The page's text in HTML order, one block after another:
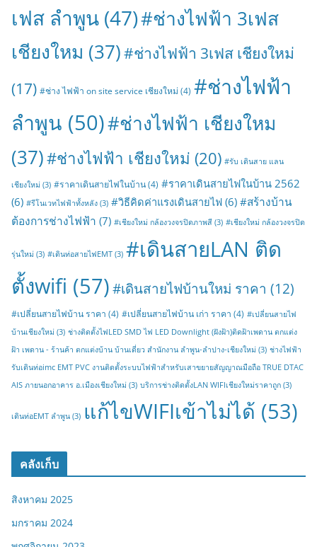
เฟส ลำพูน (47)#ช่างไฟฟ้า 3เฟส
เชียงใหม (37)#ช่างไฟฟ้า 3เฟส เชียงใหม่
(17) #ช่าง ไฟฟ้า on site service เชียงใหม่ (4) #ช่างไฟฟ้า
ลำพูน (50)#ช่างไฟฟ้า เชียงใหม
(37)#ช่างไฟฟ้า เชียงใหม่ (20) #รับ เดินสาย แลน
เชียงใหม่ (3) #ราคาเดินสายไฟในบ้าน(4) #ราคาเดินสายไฟในบ้าน 2562
(6) #รีโนเวทไฟฟ้าทั้งหลัง (3) #วิธีคิดค่าแรงเดินสายไฟ (6) #สร้างบ้าน
ต้องการช่างไฟฟ้า (7) #เชียงใหม่ กล้องวงจรปิดภาพสี (3) #เชียงใหม่ กล้องวงจรปิด
รุ่นใหม่ (3) #เดินท่อสายไฟEMT (3) #เดินสายLAN ติด
ตั้งwifi (57)#เดินสายไฟบ้านใหม่ ราคา (12)
#เปลี่ยนสายไฟบ้าน ราคา (4) #เปลี่ยนสายไฟบ้าน เก่า ราคา (4) #เปลี่ยนสายไฟ
บ้านเชียงใหม่ (3) ช่างติดตั้งไฟLED SMD ไฟ LED Downlight (ฝังฝ้า)ติดฝ้าเพดาน ตกแต่ง
ฝ้า เพดาน - ร้านค้า ตกแต่งบ้าน บ้านเดี่ยว สำนักงาน ลำพูน-ลำปาง-เชียงใหม่ (3) ช่างไฟฟ้า
รับเดินท่อimc EMT PVC งานติดตั้งระบบไฟฟ้าสำหรับเสาขยายสัญญาณมือถือ TRUE DTAC
AIS ภายนอกอาคาร อ.เมืองเชียงใหม่ (3) บริการช่างติดตั้งLAN WIFIเชียงใหม่ราคาถูก (3)
เดินท่อEMT ลำพูน (3) แก้ไขWIFIเข้าไม่ได้ (53)
คลังเก็บ
สิงหาคม 2025
มกราคม 2024